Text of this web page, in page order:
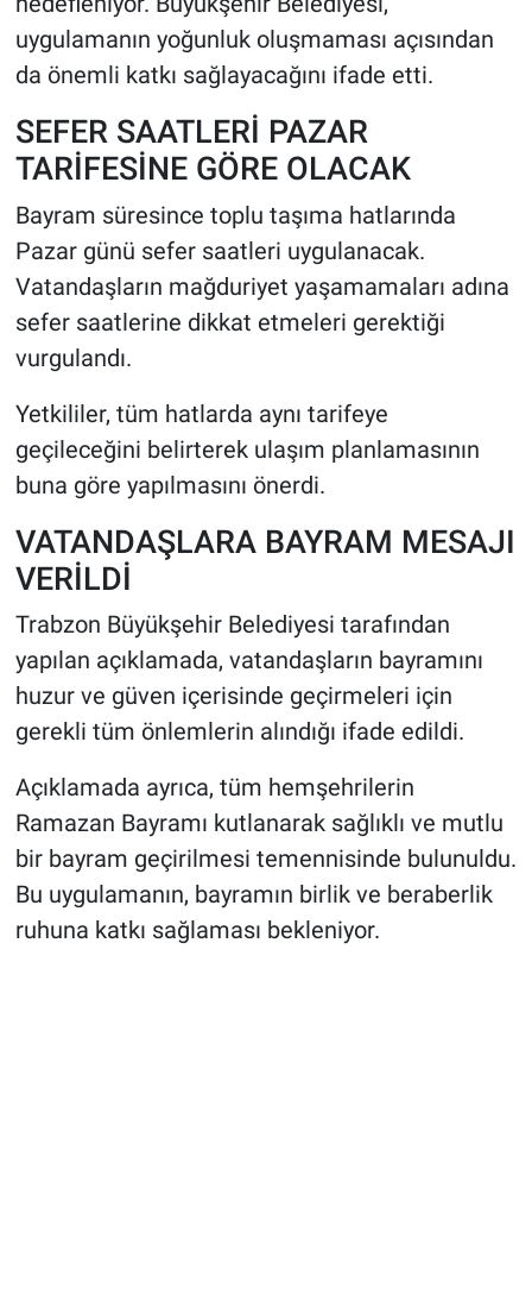
uygulamanın yoğunluk oluşmaması açısından
da önemli katkı sağlayacağını ifade etti.
SEFER SAATLERİ PAZAR
TARİFESİNE GÖRE OLACAK
Bayram süresince toplu taşıma hatlarında
Pazar günü sefer saatleri uygulanacak.
Vatandaşların mağduriyet yaşamamaları adına
sefer saatlerine dikkat etmeleri gerektiği
vurgulandı.
Yetkililer, tüm hatlarda aynı tarifeye
geçileceğini belirterek ulaşım planlamasının
buna göre yapılmasını önerdi.
VATANDAŞLARA BAYRAM MESAJI
VERİLDİ
Trabzon Büyükşehir Belediyesi tarafından
yapılan açıklamada, vatandaşların bayramını
huzur ve güven içerisinde geçirmeleri için
gerekli tüm önlemlerin alındığı ifade edildi.
Açıklamada ayrıca, tüm hemşehrilerin
Ramazan Bayramı kutlanarak sağlıklı ve mutlu
bir bayram geçirilmesi temennisinde bulunuldu.
Bu uygulamanın, bayramın birlik ve beraberlik
ruhuna katkı sağlaması bekleniyor.